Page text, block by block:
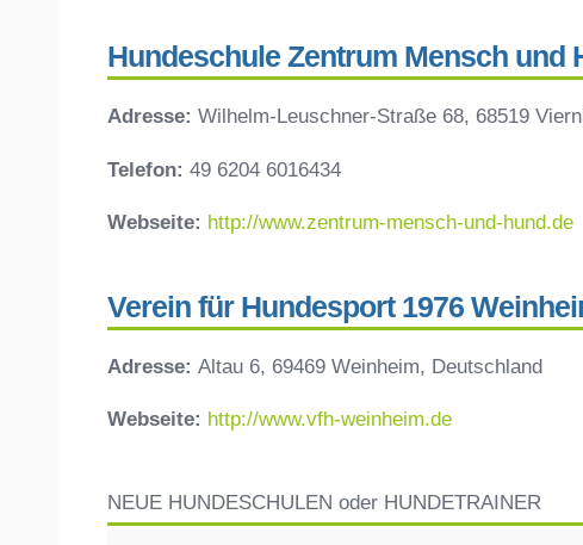
Hundeschule Zentrum Mensch und
Adresse: Wilhelm-Leuschner-Straße 68, 68519
Telefon: 49 6204 6016434
Webseite: http://www.zentrum-mensch-und-hund.de
Verein für Hundesport 1976
Adresse: Altau 6, 69469 Weinheim, Deutschland
Webseite: http://www.vfh-weinheim.de
NEUE HUNDESCHULEN oder HUNDETRAINER